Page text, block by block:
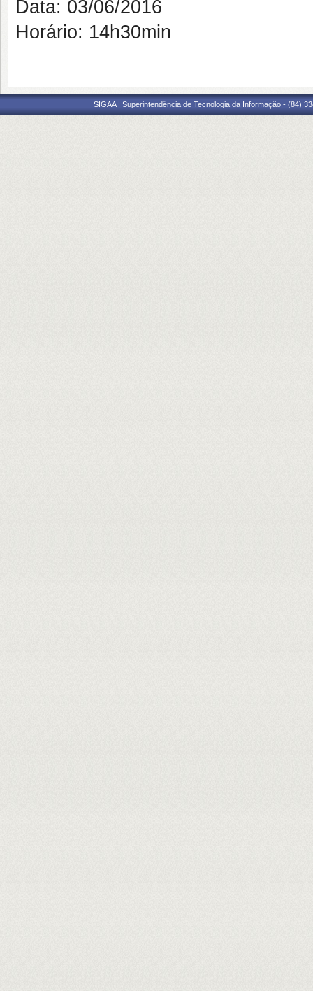
Data: 03/06/2016
Horário: 14h30min
SIGAA | Superintendência de Tecnologia da Informação - (84)